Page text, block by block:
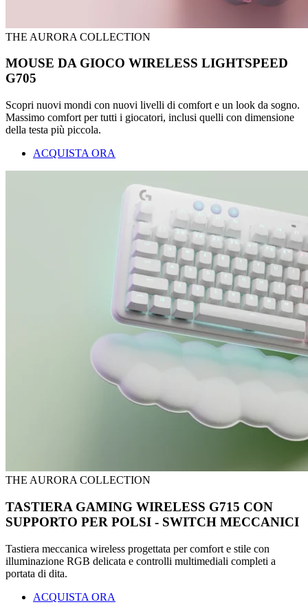
THE AURORA COLLECTION
MOUSE DA GIOCO WIRELESS LIGHTSPEED
G705
Scopri nuovi mondi con nuovi livelli di comfort e un look da sogno.
Massimo comfort per tutti i giocatori, inclusi quelli con dimensione
della testa più piccola.
ACQUISTA ORA
THE AURORA COLLECTION
TASTIERA GAMING WIRELESS G715 CON
SUPPORTO PER POLSI - SWITCH MECCANICI
Tastiera meccanica wireless progettata per comfort e stile con
illuminazione RGB delicata e controlli multimediali completi a
portata di dita.
ACQUISTA ORA